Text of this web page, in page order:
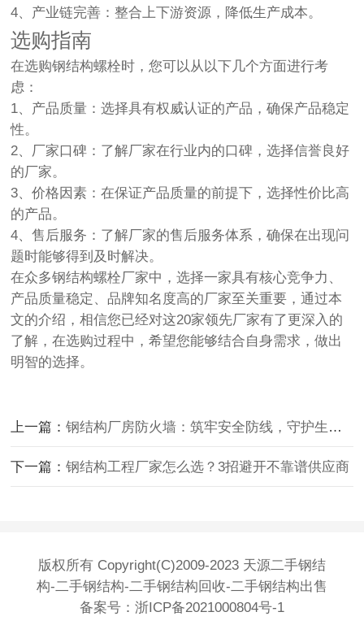
4、产业链完善：整合上下游资源，降低生产成本。
选购指南
在选购钢结构螺栓时，您可以从以下几个方面进行考
虑：
1、产品质量：选择具有权威认证的产品，确保产品稳定
性。
2、厂家口碑：了解厂家在行业内的口碑，选择信誉良好
的厂家。
3、价格因素：在保证产品质量的前提下，选择性价比高
的产品。
4、售后服务：了解厂家的售后服务体系，确保在出现问
题时能够得到及时解决。
在众多钢结构螺栓厂家中，选择一家具有核心竞争力、
产品质量稳定、品牌知名度高的厂家至关重要，通过本
文的介绍，相信您已经对这20家领先厂家有了更深入的
了解，在选购过程中，希望您能够结合自身需求，做出
明智的选择。
上一篇：钢结构厂房防火墙：筑牢安全防线，守护生命财产
下一篇：钢结构工程厂家怎么选？3招避开不靠谱供应商
版权所有 Copyright(C)2009-2023 天源二手钢结
构-二手钢结构-二手钢结构回收-二手钢结构出售
备案号： 浙ICP备2021000804号-1